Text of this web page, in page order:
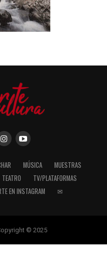
MÚSICA
MUESTRAS
TEATRO
TV/PLATAFORMAS
EN INSTAGRAM ✉
© 2025